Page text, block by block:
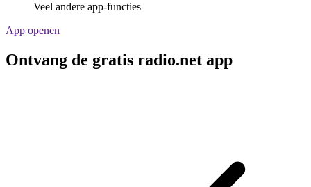
Veel andere app-functies
App openen
Ontvang de gratis radio.net app